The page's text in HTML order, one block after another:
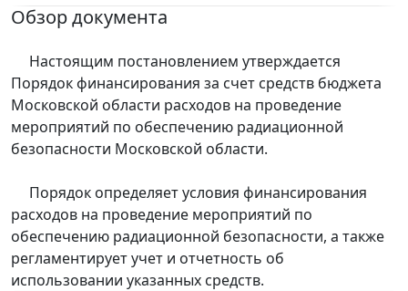
Обзор документа
Настоящим постановлением утверждается
Порядок финансирования за счет средств бюджета
Московской области расходов на проведение
мероприятий по обеспечению радиационной
безопасности Московской области.
Порядок определяет условия финансирования
расходов на проведение мероприятий по
обеспечению радиационной безопасности, а также
регламентирует учет и отчетность об
использовании указанных средств.